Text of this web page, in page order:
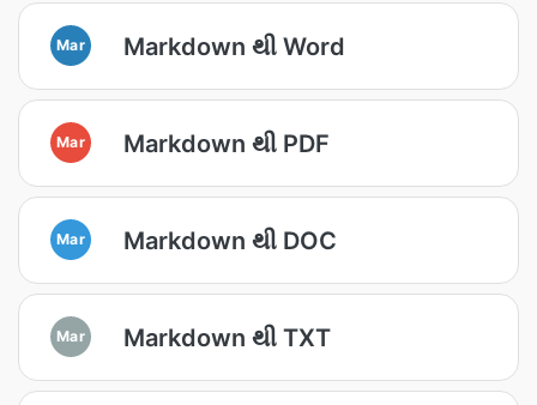
Mar Markdown થી Word
Mar Markdown થી PDF
Mar Markdown થી DOC
Mar Markdown થી TXT